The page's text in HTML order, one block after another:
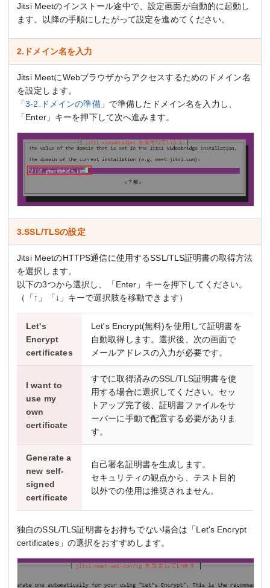
Jitsi Meetのインストール途中で、設定画面が自動的に起動し
ます。以降の手順にしたがって設定を進めてください。
2.ドメイン名を入力
Jitsi MeetにWebブラウザからアクセスするためのドメイン名
を設定します。
「3-2.ドメインの準備」で準備したドメイン名を入力し、
「Enter」キーを押下して次へ進みます。
3.SSL/TLSの設定
Jitsi MeetのHTTPS通信に使用するSSL/TLS証明書の取得方法
を選択します。
以下の3つから選択し、「Enter」キーを押下してください。
（「↑」「↓」キーで選択肢を移動できます）
Let's
Encrypt
certificates
Let's Encrypt(無料)を使用して証明書を
自動取得します。選択後、次の画面で
メールアドレスの入力が必要です。
I want to
use my
own
certificate
すでに取得済みのSSL/TLS証明書を使
用する場合に選択してください。セッ
トアップ完了後、証明書ファイルをサ
ーバーに手動で配置する必要がありま
す。
Generate a
new self-
signed
certificate
自己署名証明書を生成します。
セキュリティの観点から、テスト目的
以外での使用は推奨されません。
独自のSSL/TLS証明書をお持ちでない場合は「Let's Encrypt
certificates」の選択をおすすめします。